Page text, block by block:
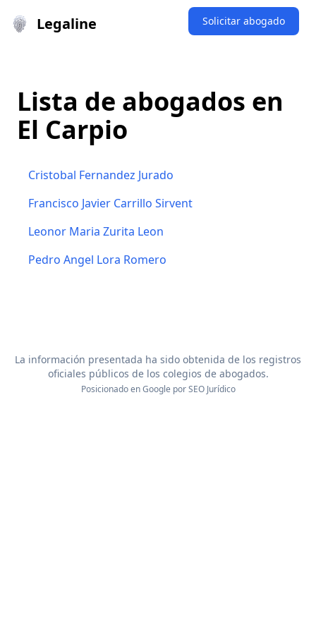
Legaline Solicitar abogado
Lista de abogados en
El Carpio
Cristobal Fernandez Jurado
Francisco Javier Carrillo Sirvent
Leonor Maria Zurita Leon
Pedro Angel Lora Romero
La información presentada ha sido obtenida de los registros
oficiales públicos de los colegios de abogados.
Posicionado en Google porSEO Jurídico